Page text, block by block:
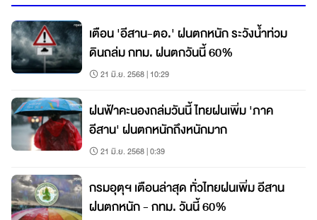
เตือน 'อีสาน-ตอ.' ฝนตกหนัก ระวังน้ำท่วม
ดินถล่ม กทม. ฝนตกวันนี้ 60%
21 มิ.ย. 2568 | 10:29
ฝนฟ้าคะนองถล่มวันนี้ ไทยฝนเพิ่ม 'ภาค
อีสาน' ฝนตกหนักถึงหนักมาก
21 มิ.ย. 2568 | 0:39
กรมอุตุฯ เตือนล่าสุด ทั่วไทยฝนเพิ่ม อีสาน
ฝนตกหนัก - กทม. วันนี้ 60%